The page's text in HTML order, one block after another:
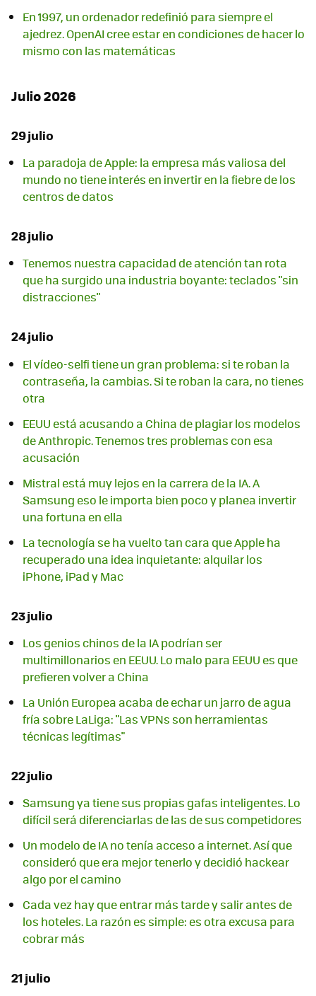
En 1997, un ordenador redefinió para siempre el
ajedrez. OpenAI cree estar en condiciones de hacer lo
mismo con las matemáticas
Julio 2026
29 julio
La paradoja de Apple: la empresa más valiosa del
mundo no tiene interés en invertir en la fiebre de los
centros de datos
28 julio
Tenemos nuestra capacidad de atención tan rota
que ha surgido una industria boyante: teclados "sin
distracciones"
24 julio
El vídeo-selfi tiene un gran problema: si te roban la
contraseña, la cambias. Si te roban la cara, no tienes
otra
EEUU está acusando a China de plagiar los modelos
de Anthropic. Tenemos tres problemas con esa
acusación
Mistral está muy lejos en la carrera de la IA. A
Samsung eso le importa bien poco y planea invertir
una fortuna en ella
La tecnología se ha vuelto tan cara que Apple ha
recuperado una idea inquietante: alquilar los
iPhone, iPad y Mac
23 julio
Los genios chinos de la IA podrían ser
multimillonarios en EEUU. Lo malo para EEUU es que
prefieren volver a China
La Unión Europea acaba de echar un jarro de agua
fría sobre LaLiga: "Las VPNs son herramientas
técnicas legítimas"
22 julio
Samsung ya tiene sus propias gafas inteligentes. Lo
difícil será diferenciarlas de las de sus competidores
Un modelo de IA no tenía acceso a internet. Así que
consideró que era mejor tenerlo y decidió hackear
algo por el camino
Cada vez hay que entrar más tarde y salir antes de
los hoteles. La razón es simple: es otra excusa para
cobrar más
21 julio